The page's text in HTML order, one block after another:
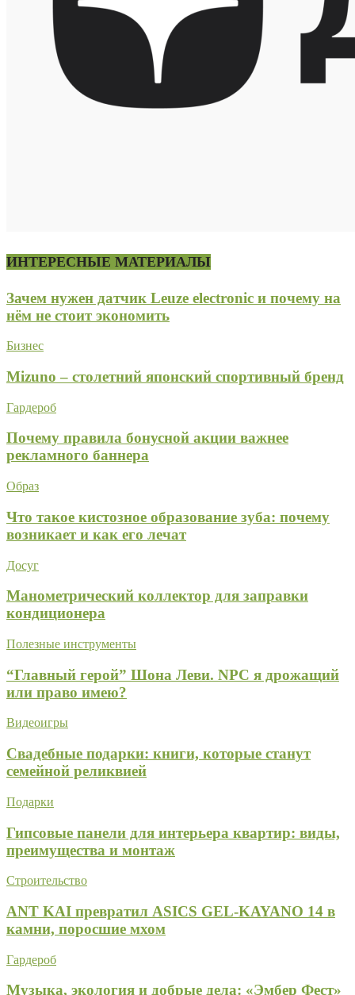
ИНТЕРЕСНЫЕ МАТЕРИАЛЫ
Зачем нужен датчик Leuze electronic и почему на
нём не стоит экономить
Бизнес
Mizuno – столетний японский спортивный бренд
Гардероб
Почему правила бонусной акции важнее
рекламного баннера
Образ
Что такое кистозное образование зуба: почему
возникает и как его лечат
Досуг
Манометрический коллектор для заправки
кондиционера
Полезные инструменты
“Главный герой” Шона Леви. NPC я дрожащий
или право имею?
Видеоигры
Свадебные подарки: книги, которые станут
семейной реликвией
Подарки
Гипсовые панели для интерьера квартир: виды,
преимущества и монтаж
Строительство
ANT KAI превратил ASICS GEL-KAYANO 14 в
камни, поросшие мхом
Гардероб
Музыка, экология и добрые дела: «Эмбер Фест»